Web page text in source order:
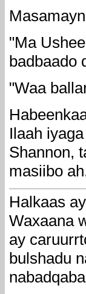
"Ma
badbaado
"Waa
Ilaah
Shannon,
masiibo
Halkaas
Waxaana
ay
bulshadu